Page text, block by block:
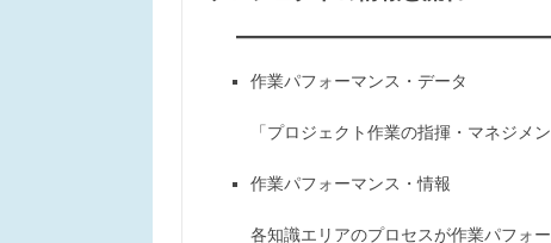
作業パフォーマンス・データ
「プロジェクト作業の指揮・マネジメ
作業パフォーマンス・情報
各知識エリアのプロセスが作業パフォ